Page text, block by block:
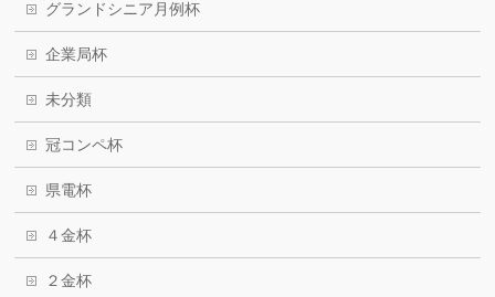
グランドシニア月例杯
企業局杯
未分類
冠コンペ杯
県電杯
４金杯
２金杯